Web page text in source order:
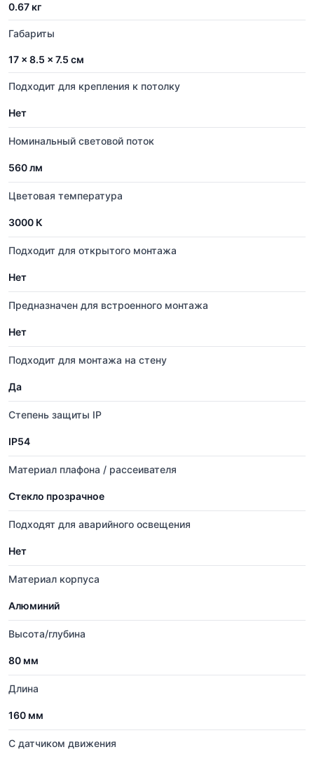
0.67 кг
Габариты
17 × 8.5 × 7.5 см
Подходит для крепления к потолку
Нет
Номинальный световой поток
560 лм
Цветовая температура
3000 К
Подходит для открытого монтажа
Нет
Предназначен для встроенного монтажа
Нет
Подходит для монтажа на стену
Да
Степень защиты IP
IP54
Материал плафона / рассеивателя
Стекло прозрачное
Подходят для аварийного освещения
Нет
Материал корпуса
Алюминий
Высота/глубина
80 мм
Длина
160 мм
С датчиком движения